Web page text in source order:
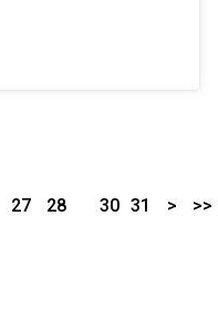
27
28
30 31 > >>